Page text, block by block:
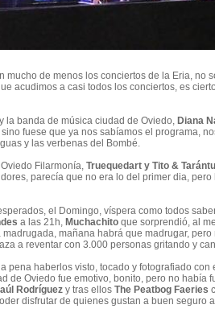
de menos los conciertos de la Eria, no
acudimos a casi todos los conciertos, es
y la banda de música ciudad de Oviedo, Diana
fuese que ya nos sabíamos el programa,
y las verbenas del Bombé.
Filarmonía, Truequedart y Tito &
parecía que no era lo del primer dia,
el Domingo, víspera como todos
a las 21h, Muchachito que sorprendió, al
madrugada, mañana habrá que madrugar,
a reventar con 3.000 personas gritando y
pena haberlos visto, tocado y fotografiado
de Oviedo fue emotivo, bonito, pero no había
Rodríguez y tras ellos The Peatbog Faeries
disfrutar de quienes gustan a buen seguro